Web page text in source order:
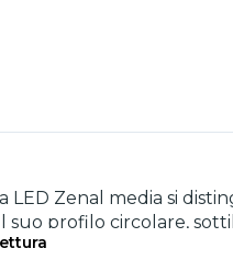
LED Zenal media si
suo profilo circolare,
di 60 cm e uno